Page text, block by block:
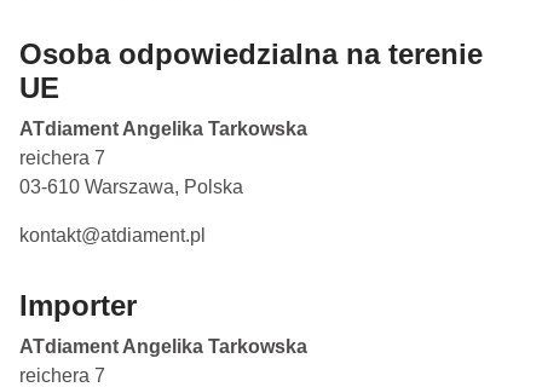
Osoba odpowiedzialna na terenie
UE
ATdiament Angelika Tarkowska
reichera 7
03-610 Warszawa, Polska
kontakt@atdiament.pl
Importer
ATdiament Angelika Tarkowska
reichera 7